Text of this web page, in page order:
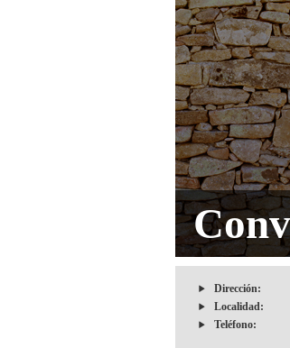
Dirección:
Localidad:
Teléfono: